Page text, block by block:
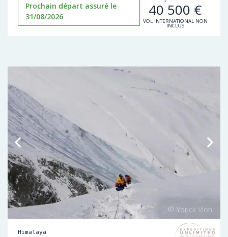
Prochain départ assuré le
31/08/2026
40 500 €
VOL INTERNATIONAL NON
INCLUS
Himalaya